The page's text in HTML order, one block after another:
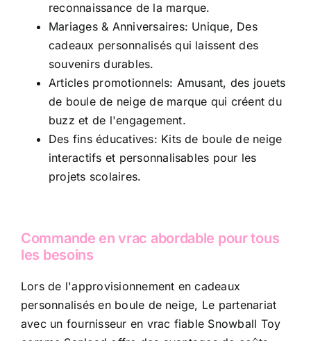
reconnaissance de la marque.
Mariages & Anniversaires: Unique, Des
cadeaux personnalisés qui laissent des
souvenirs durables.
Articles promotionnels: Amusant, des jouets
de boule de neige de marque qui créent du
buzz et de l'engagement.
Des fins éducatives: Kits de boule de neige
interactifs et personnalisables pour les
projets scolaires.
Commande en vrac abordable pour tous
les besoins
Lors de l'approvisionnement en cadeaux
personnalisés en boule de neige, Le partenariat
avec un fournisseur en vrac fiable Snowball Toy